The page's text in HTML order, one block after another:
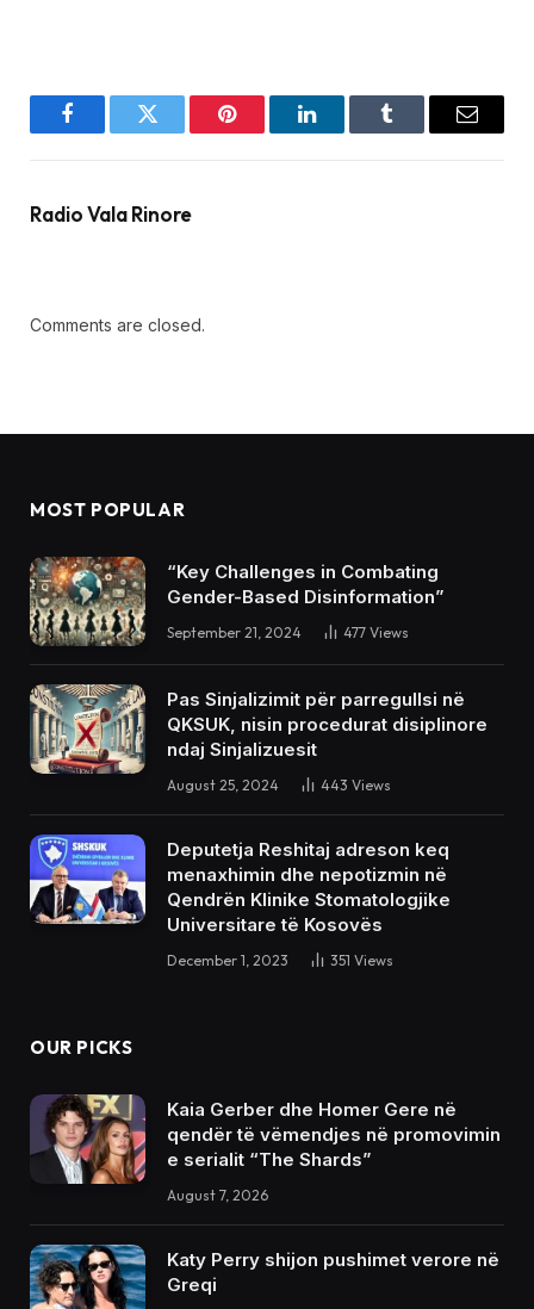
FacebookTwitter Pinterest LinkedInTumblr Email
Radio Vala Rinore
Comments are closed.
MOST POPULAR
“Key Challenges in Combating
Gender-Based Disinformation”
September 21, 2024 477 Views
Pas Sinjalizimit për parregullsi në
QKSUK, nisin procedurat disiplinore
ndaj Sinjalizuesit
August 25, 2024 443 Views
Deputetja Reshitaj adreson keq
menaxhimin dhe nepotizmin në
Qendrën Klinike Stomatologjike
Universitare të Kosovës
December 1, 2023 351 Views
OUR PICKS
Kaia Gerber dhe Homer Gere në
qendër të vëmendjes në promovimin
e serialit “The Shards”
August 7, 2026
Katy Perry shijon pushimet verore në
Greqi